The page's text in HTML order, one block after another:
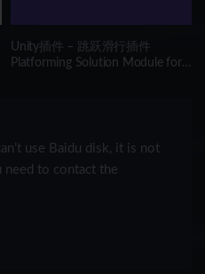
Unity插件 – 跳跃滑行插件
Platforming Solution Module for
use Baidu disk, it is not
need to contact the